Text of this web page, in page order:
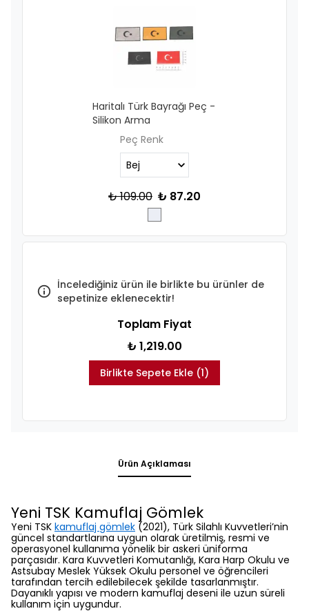
Haritalı Türk Bayrağı Peç -
Silikon Arma
Peç Renk
₺ 109.00 ₺ 87.20
İncelediğiniz ürün ile birlikte bu ürünler de
sepetinize eklenecektir!
Toplam Fiyat
₺ 1,219.00
Birlikte Sepete Ekle (1)
Ürün Açıklaması
Yeni TSK Kamuflaj Gömlek
Yeni TSK kamuflaj gömlek (2021), Türk Silahlı Kuvvetleri’nin
güncel standartlarına uygun olarak üretilmiş, resmi ve
operasyonel kullanıma yönelik bir askeri üniforma
parçasıdır. Kara Kuvvetleri Komutanlığı, Kara Harp Okulu ve
Astsubay Meslek Yüksek Okulu personel ve öğrencileri
tarafından tercih edilebilecek şekilde tasarlanmıştır.
Dayanıklı yapısı ve modern kamuflaj deseni ile uzun süreli
kullanım için uygundur.